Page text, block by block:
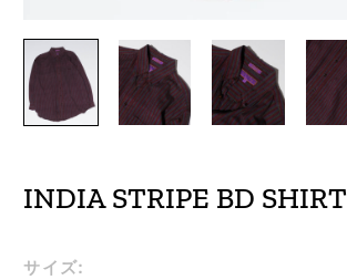
INDIA STRIPE BD SHIRT
Regular
サイズ: